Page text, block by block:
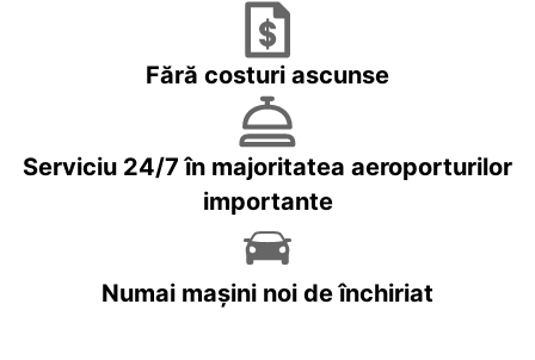
Fără costuri ascunse
Serviciu 24/7 în majoritatea aeroporturilor
importante
Numai mașini noi de închiriat